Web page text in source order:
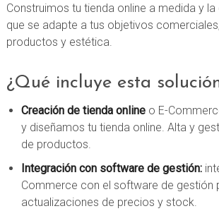
Construimos tu tienda online a medida y
que se adapte a tus objetivos
productos y estética.
¿Qué incluye esta
Creación de tienda onlineo E-
y diseñamos tu tienda online. Alta y
de productos.
Integración con software de gestión:
Commerce con el software de gestión
actualizaciones de precios y stock.